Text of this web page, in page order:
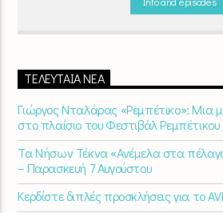
ΤΕΛΕΥΤΑΊΑ ΝΈΑ
Γιώργος Νταλάρας «Ρεμπέτικο»: Μια
στο πλαίσιο του Φεστιβάλ Ρεμπέτικου
Τα Νήσων Τέκνα «Ανέμελα στα
– Παρασκευή 7 Αυγούστου
Κερδίστε διπλές προσκλήσεις για το